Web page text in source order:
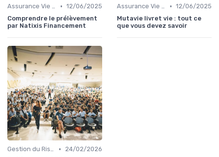
Assurance Vie et Épargne • 12/06/2025
Comprendre le prélèvement
par Natixis Financement
Assurance Vie et Épargne • 12/06/2025
Mutavie livret vie : tout ce
que vous devez savoir
Gestion du Risque Financier •
24/02/2026